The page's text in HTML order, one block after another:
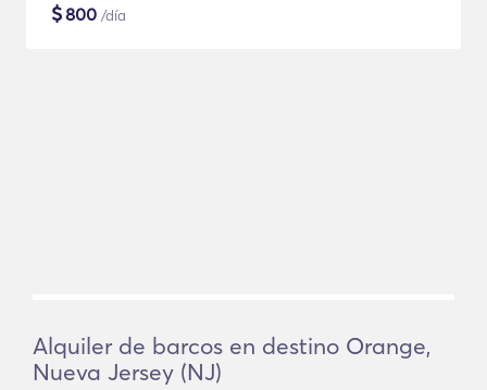
$800 /día
Alquiler de barcos en destino Orange,
Nueva Jersey (NJ)